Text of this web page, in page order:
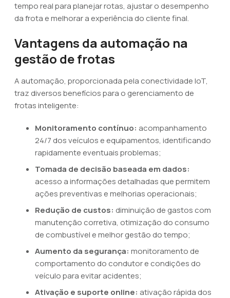
tempo real para planejar rotas, ajustar o desempenho
da frota e melhorar a experiência do cliente final.
Vantagens da automação na
gestão de frotas
A automação, proporcionada pela conectividade IoT,
traz diversos benefícios para o gerenciamento de
frotas inteligente:
Monitoramento contínuo: acompanhamento
24/7 dos veículos e equipamentos, identificando
rapidamente eventuais problemas;
Tomada de decisão baseada em dados:
acesso a informações detalhadas que permitem
ações preventivas e melhorias operacionais;
Redução de custos: diminuição de gastos com
manutenção corretiva, otimização do consumo
de combustível e melhor gestão do tempo;
Aumento da segurança: monitoramento de
comportamento do condutor e condições do
veículo para evitar acidentes;
Ativação e suporte online: ativação rápida dos